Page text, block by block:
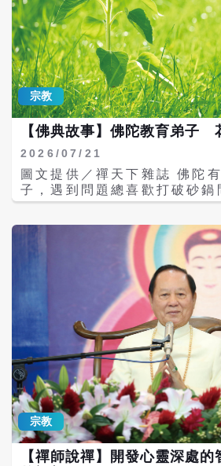
宗教
【佛典故事】佛陀教育弟子
2026/07/21
圖文提供／禪天下雜誌 佛陀有個名叫羅陀的弟
子，遇到問題總喜歡打破砂鍋
一次他問：「佛陀時常開示
卻是很重要的修行觀念，就因
很難用一般言語說破，於是佛
受、想、行、識』五蘊無常嗎？」 羅
「老實說，我並不懂，我每天
是一樣的，並沒有變，怎麼說
陀再問：「你看過花開的樣子嗎
過。」 「那麼在花還盛開之前含苞的樣子，你
也看過嗎？」 「看過啊！可是花開的時候是
花，沒開的時候，或是花謝了
啊！」 「對，都是花，但它在過程中卻不一
樣。」 「我還是不懂。」 「那是因為你沒有
用心。當你看到花開，有沒
會開』？看到含苞的花，有
麼會含苞』？還有它的樣子在
宗教
【禪師說禪】開發心靈深處